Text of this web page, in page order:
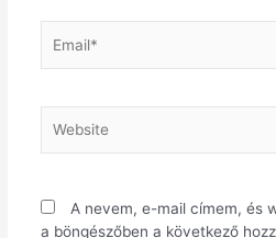
A nevem, e-mail címem, és
a böngészőben a következő